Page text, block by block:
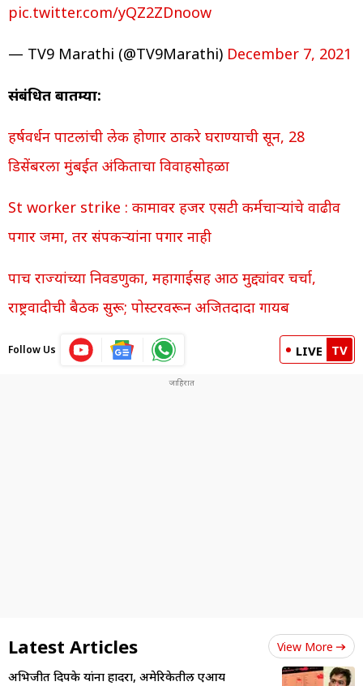
pic.twitter.com/yQZ2ZDnoow
— TV9 Marathi (@TV9Marathi) December 7, 2021
संबंधित बातम्या:
हर्षवर्धन पाटलांची लेक होणार ठाकरे घराण्याची सून, 28
डिसेंबरला मुंबईत अंकिताचा विवाहसोहळा
St worker strike : कामावर हजर एसटी कर्मचाऱ्यांचे वाढीव
पगार जमा, तर संपकऱ्यांना पगार नाही
पाच राज्यांच्या निवडणुका, महागाईसह आठ मुद्द्यांवर चर्चा,
राष्ट्रवादीची बैठक सुरू; पोस्टरवरून अजितदादा गायब
Follow Us LIVE TV
Latest Articles View More
अभिजीत दिपके यांना हादरा, अमेरिकेतील एआय